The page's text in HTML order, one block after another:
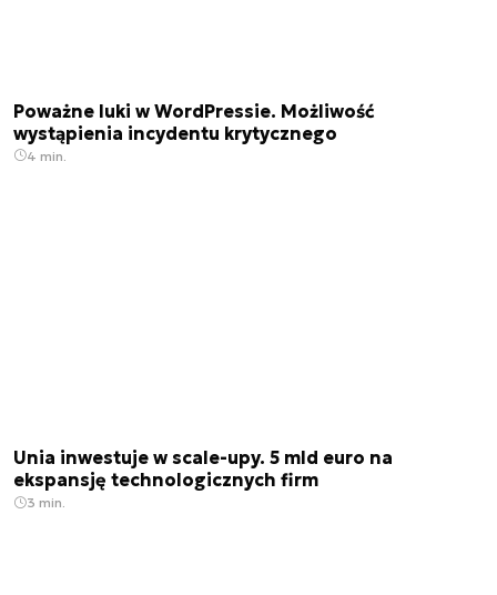
Poważne luki w WordPressie. Możliwość
wystąpienia incydentu krytycznego
4 min.
Unia inwestuje w scale-upy. 5 mld euro na
ekspansję technologicznych firm
3 min.